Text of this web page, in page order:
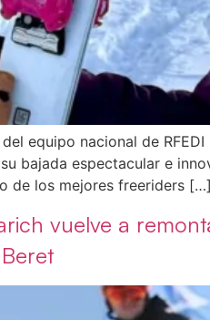
equipo nacional de
bajada espectacular e
de los mejores freeriders […]
vuelve a